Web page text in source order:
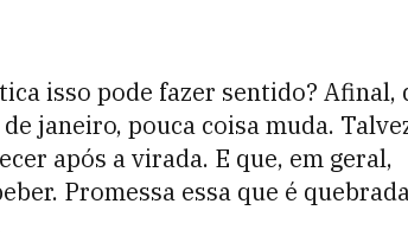
isso pode fazer sentido? Afinal,
janeiro, pouca coisa muda.
após a virada. E que, em geral,
Promessa essa que é